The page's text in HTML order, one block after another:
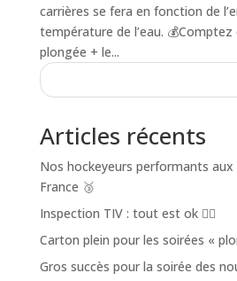
carrières se fera en fonction de
température de l’eau.
plongée + le...
Articles récents
Nos hockeyeurs performants
France 🥉
Inspection TIV : tout est ok 👌🏼
Carton plein pour les soirées «
Gros succès pour la soirée des